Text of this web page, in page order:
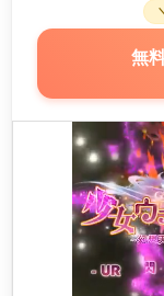
無